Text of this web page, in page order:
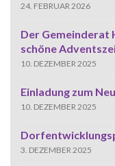
24. FEBRUAR 2026
Der Gemeinderat
schöne
10. DEZEMBER 2025
Einladung zum
10. DEZEMBER 2025
3. DEZEMBER 2025